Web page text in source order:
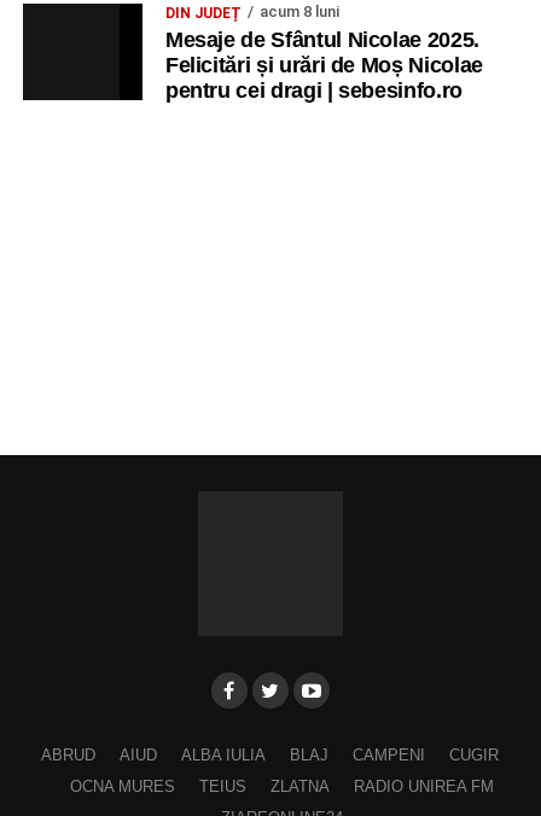
DIN JUDEȚ acum 8 luni
Mesaje de Sfântul Nicolae 2025.
Felicitări și urări de Moș Nicolae
pentru cei dragi | sebesinfo.ro
ABRUD AIUD ALBA IULIA BLAJ CAMPENI
CUGIR
OCNA MURES
TEIUS ZLATNA
RADIO UNIREA FM